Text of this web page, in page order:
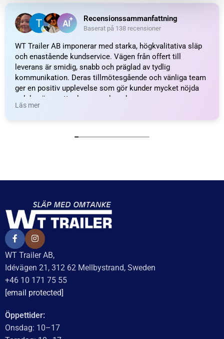
Recensionssammanfattning
Baserat på 138 recensioner
WT Trailer AB imponerar med starka, högkvalitativa släp
och enastående kundservice. Vägen från offert till
leverans är smidig, snabb och präglad av tydlig
kommunikation. Deras tillmötesgående och vänliga team
ger en positiv upplevelse som gör kunder mycket nöjda
och benägna att rekommendera dem.
Läs mer
WT Trailer AB,
Idévägen 21, 312 62 Mellbystrand, Sweden
+46 10 171 75 55
[email protected]
Öppettider:
Onsdag: 10–17